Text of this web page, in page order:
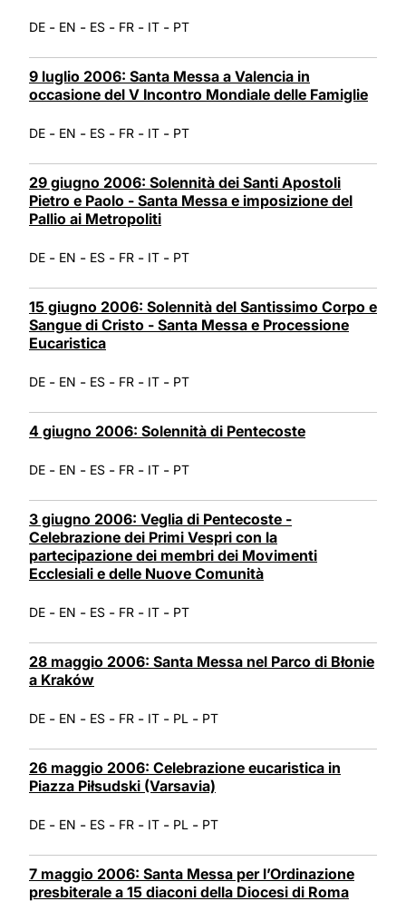
DE - EN - ES - FR - IT - PT
9 luglio 2006: Santa Messa a Valencia in
occasione del V Incontro Mondiale delle Famiglie
DE - EN - ES - FR - IT - PT
29 giugno 2006: Solennità dei Santi Apostoli
Pietro e Paolo - Santa Messa e imposizione del
Pallio ai Metropoliti
DE - EN - ES - FR - IT - PT
15 giugno 2006: Solennità del Santissimo Corpo e
Sangue di Cristo - Santa Messa e Processione
Eucaristica
DE - EN - ES - FR - IT - PT
4 giugno 2006: Solennità di Pentecoste
DE - EN - ES - FR - IT - PT
3 giugno 2006: Veglia di Pentecoste -
Celebrazione dei Primi Vespri con la
partecipazione dei membri dei Movimenti
Ecclesiali e delle Nuove Comunità
DE - EN - ES - FR - IT - PT
28 maggio 2006: Santa Messa nel Parco di Błonie
a Kraków
DE - EN - ES - FR - IT - PL - PT
26 maggio 2006: Celebrazione eucaristica in
Piazza Piłsudski (Varsavia)
DE - EN - ES - FR - IT - PL - PT
7 maggio 2006: Santa Messa per l’Ordinazione
presbiterale a 15 diaconi della Diocesi di Roma